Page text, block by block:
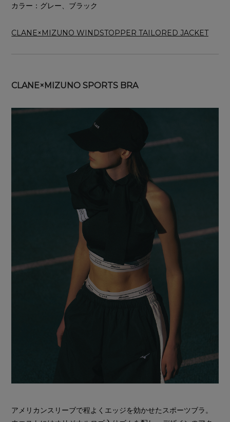
カラー：グレー、ブラック
CLANE×MIZUNO WINDSTOPPER TAILORED JACKET
CLANE×MIZUNO SPORTS BRA
アメリカンスリーブで程よくエッジを効かせたスポーツブラ。